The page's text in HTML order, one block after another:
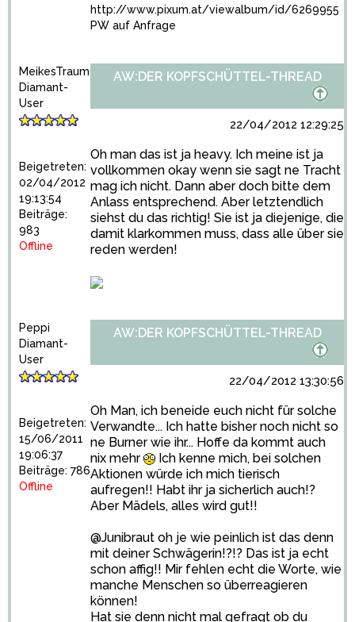
http://www.pixum.at/viewalbum/id/6269955
PW auf Anfrage
MeikesTraum
Diamant-
User
Beigetreten:
02/04/2012
19:13:54
Beiträge:
983
Offline
AW:DER KOPFSCHÜTTEL-THREAD
22/04/2012 12:29:25
Oh man das ist ja heavy. Ich meine ist ja
vollkommen okay wenn sie sagt ne Tracht
mag ich nicht. Dann aber doch bitte dem
Anlass entsprechend. Aber letztendlich
siehst du das richtig! Sie ist ja diejenige, die
damit klarkommen muss, dass alle über sie
reden werden!
Peppi
Diamant-
User
Beigetreten:
15/06/2011
19:06:37
Beiträge: 786
Offline
AW:DER KOPFSCHÜTTEL-THREAD
22/04/2012 13:30:56
Oh Man, ich beneide euch nicht für solche
Verwandte... Ich hatte bisher noch nicht so
ne Burner wie ihr... Hoffe da kommt auch
nix mehr
Ich kenne mich, bei solchen
Aktionen würde ich mich tierisch
aufregen!! Habt ihr ja sicherlich auch!?
Aber Mädels, alles wird gut!!
@Junibraut oh je wie peinlich ist das denn
mit deiner Schwägerin!?!? Das ist ja echt
schon affig!! Mir fehlen echt die Worte, wie
manche Menschen so überreagieren
können!
Hat sie denn nicht mal gefragt ob du